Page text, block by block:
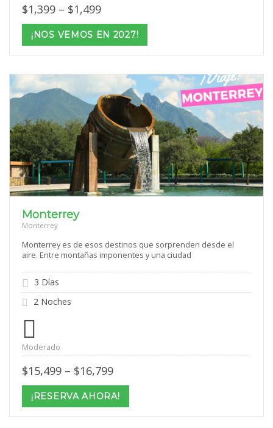
$1,399 – $1,499Price
$1,399
through
$1,499
¡NOS VEMOS EN 2027!
Monterrey
Monterrey
Monterrey es de esos destinos que sorprenden desde el
aire. Entre montañas imponentes y una ciudad
3 Días
2 Noches
Moderado
$15,499 – $16,799Price
$15,499
through
$16,799
¡RESERVA AHORA!